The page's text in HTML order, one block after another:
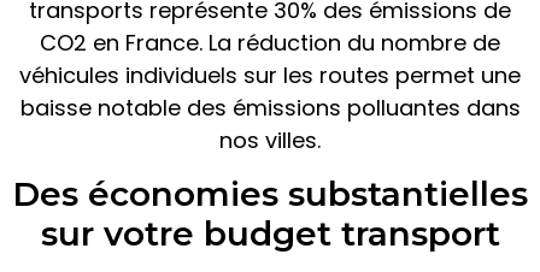
transports représente 30% des émissions de
CO2 en France. La réduction du nombre de
véhicules individuels sur les routes permet une
baisse notable des émissions polluantes dans
nos villes.
Des économies substantielles
sur votre budget transport